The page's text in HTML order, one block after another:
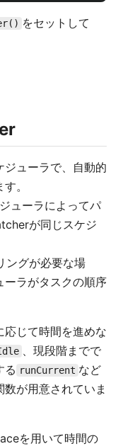
をセットして
ジューラで、自動的
。
ューラによってパ
が同じスケジ
ングが必要な場
ーラがタスクの順序
応じて時間を進めな
、現段階までで
る runCurrent など
が用意されていま
を用いて時間の